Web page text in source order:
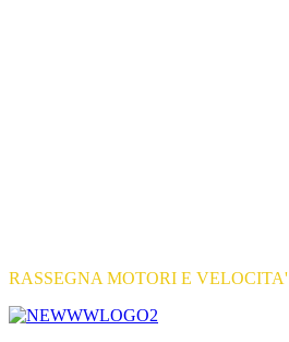
RASSEGNA MOTORI E VELOCITA'
Primary